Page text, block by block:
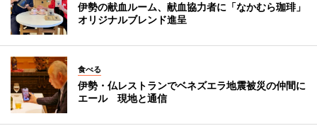
伊勢の献血ルーム、献血協力者に「なかむら珈琲」
オリジナルブレンド進呈
食べる
伊勢・仏レストランでベネズエラ地震被災の仲間に
エール 現地と通信